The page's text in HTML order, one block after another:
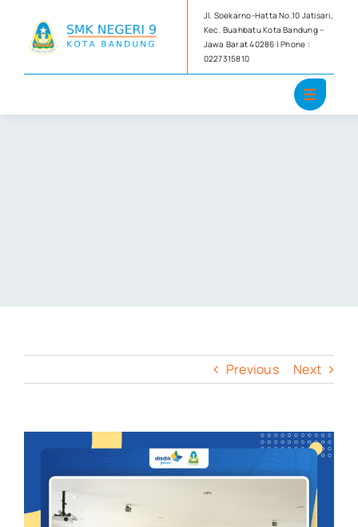
content
Jl. Soekarno-Hatta No.10 Jatisari,
Kec. Buahbatu Kota Bandung –
Jawa Barat 40286 | Phone :
0227315810
Previous Next
Larger
Image